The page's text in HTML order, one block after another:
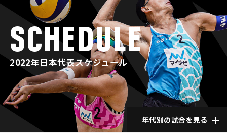
SCHEDULE
2022年日本代表スケジュール
年代別の試合を見る